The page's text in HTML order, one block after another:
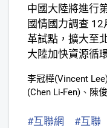
中國大陸將進行
國情國力調查
革試點，擴大至
大陸加快資源循
李冠樺(Vincent
(Chen Li-Fen) 、 陳
#互聯網 #互聯